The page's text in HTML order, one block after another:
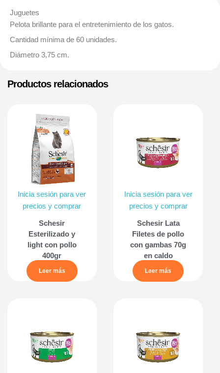
Juguetes
Pelota brillante para el entretenimiento de los gatos.
Cantidad mínima de 60 unidades.
Diámetro 3,75 cm.
Productos relacionados
Inicia sesión para ver
precios y comprar
Schesir
Esterilizado y
light con pollo
400gr
Leer más
Inicia sesión para ver
precios y comprar
Schesir Lata
Filetes de pollo
con gambas 70g
en caldo
Leer más